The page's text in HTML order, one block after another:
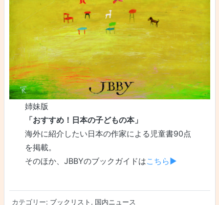
姉妹版
「おすすめ！日本の子どもの本」
海外に紹介したい日本の作家による児童書90点
を掲載。
そのほか、JBBYのブックガイドはこちら▶
カテゴリー: ブックリスト , 国内ニュース